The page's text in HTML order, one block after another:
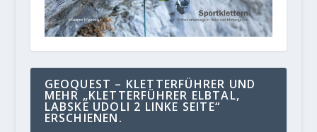
GEOQUEST – KLETTERFÜHRER UND
MEHR „KLETTERFÜHRER ELBTAL,
LABSKE UDOLI 2 LINKE SEITE“
ERSCHIENEN.